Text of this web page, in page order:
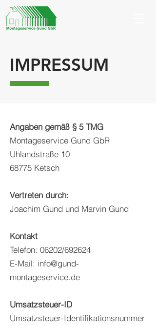
IMPRESSUM
Angaben gemäß § 5 TMG
Montageservice Gund GbR
Uhlandstraße 10
68775 Ketsch
Vertreten durch:
Joachim Gund und Marvin Gund
Kontakt
Telefon: 06202/692624
E-Mail: info@gund-
montageservice.de
Umsatzsteuer-ID
Umsatzsteuer-Identifikationsnummer